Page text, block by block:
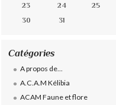
23
24 25
30
31
Catégories
A propos de...
A.C.A.M Kélibia
ACAM Faune et flore